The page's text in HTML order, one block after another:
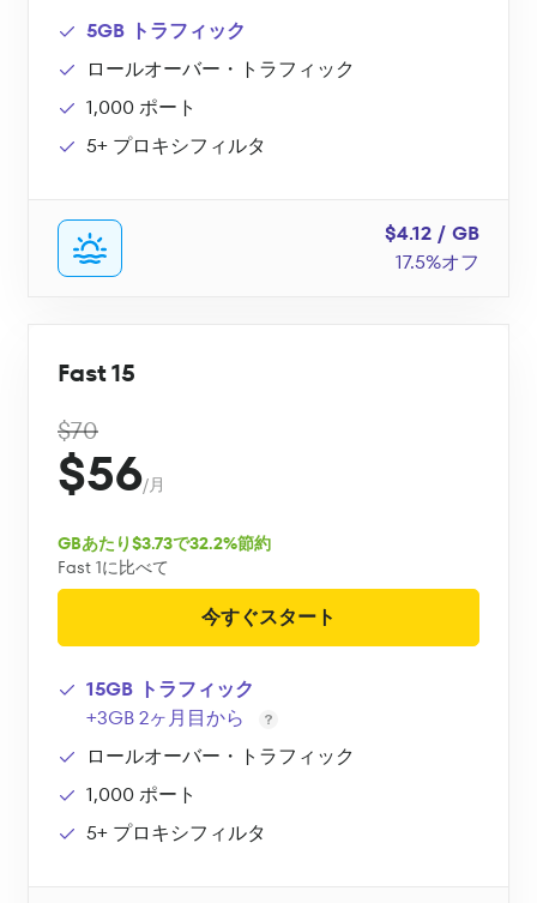
5GB トラフィック
ロールオーバー・トラフィック
1,000 ポート
5+ プロキシフィルタ
$4.12 / GB
17.5%オフ
Fast 15
$70
$56/月
GBあたり$3.73で32.2%節約
Fast 1に比べて
今すぐスタート
15GB トラフィック
+3GB 2ヶ月目から
ロールオーバー・トラフィック
1,000 ポート
5+ プロキシフィルタ